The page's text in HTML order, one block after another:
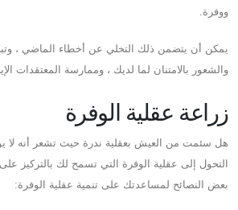
ووفرة.
يمكن أن يتضمن ذلك التخلي عن أخطاء الماضي ،
والشعور بالامتنان لما لديك ، وممارسة المعتقدات
زراعة عقلية الوفرة
هل سئمت من العيش بعقلية ندرة حيث تشعر أنه لا
التحول إلى عقلية الوفرة التي تسمح لك بالتركيز
بعض النصائح لمساعدتك على تنمية عقلية الوفرة: